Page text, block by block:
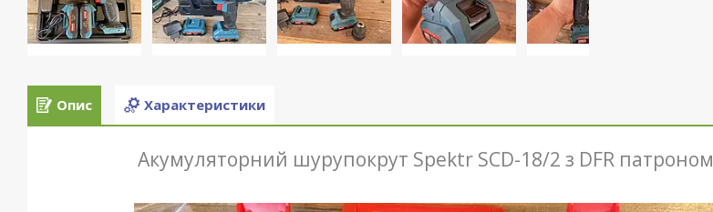
Опис Характеристики
Акумуляторний шурупокрут Spektr SCD-18/2 з DFR патроном